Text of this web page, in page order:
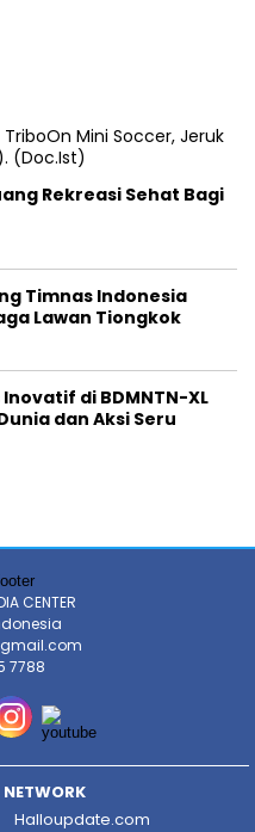
Rekreasi Sehat Bagi
Timnas Indonesia
Lawan Tiongkok
di BDMNTN-XL
dan Aksi Seru
CENTER
7788
Halloupdate.com